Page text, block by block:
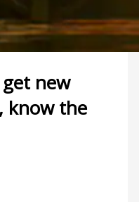
new
know the